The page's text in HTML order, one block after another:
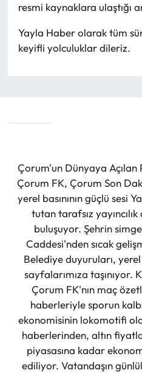
resmi kaynaklara ulaştığı
Yayla Haber olarak tüm
keyifli yolculuklar dileriz.
Çorum'un Dünyaya
Çorum FK, Çorum Son
yerel basınının güçlü sesi
tutan tarafsız
buluşuyor. Şehrin
Caddesi'nden sıcak
Belediye duyuruları,
sayfalarımıza taşınıyor.
Çorum FK'nın maç
haberleriyle sporun
ekonomisinin lokomotifi
haberlerinden, altın
piyasasına kadar
ediliyor. Vatandaşın